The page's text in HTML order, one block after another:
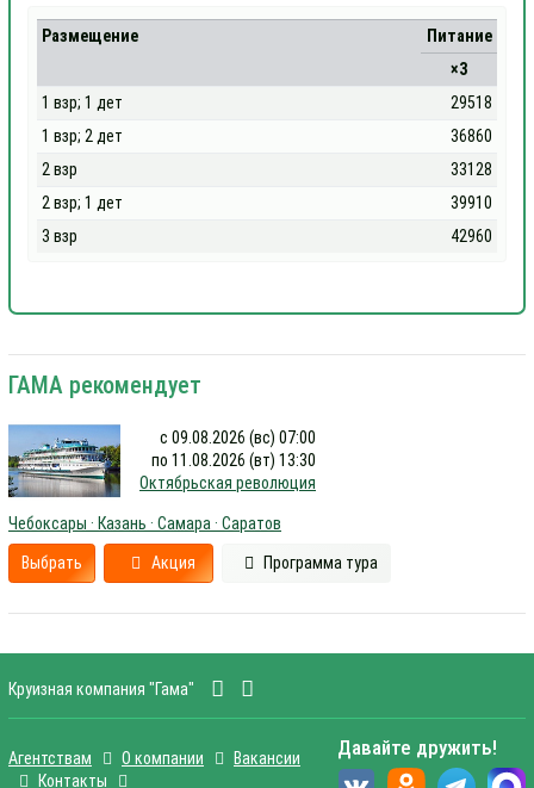
Размещение
Питание
×3
1 взр; 1 дет
29518
1 взр; 2 дет
36860
2 взр
33128
2 взр; 1 дет
39910
3 взр
42960
ГАМА рекомендует
с 09.08.2026 (вс) 07:00
по 11.08.2026 (вт) 13:30
Октябрьская революция
Чебоксары · Казань · Самара · Саратов
Выбрать Акция Программа тура
Круизная компания "Гама"
Агентствам О компании
Вакансии
Контакты
Давайте дружить!